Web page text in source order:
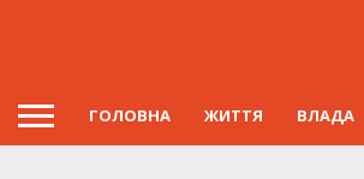
ГОЛОВНА ЖИТТЯ ВЛАДА